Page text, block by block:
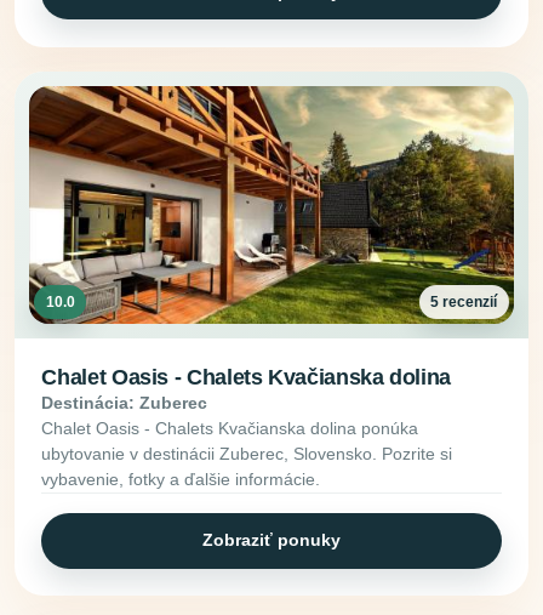
10.0 5 recenzií
Chalet Oasis - Chalets Kvačianska dolina
Destinácia: Zuberec
Chalet Oasis - Chalets Kvačianska dolina ponúka
ubytovanie v destinácii Zuberec, Slovensko. Pozrite si
vybavenie, fotky a ďalšie informácie.
Zobraziť ponuky